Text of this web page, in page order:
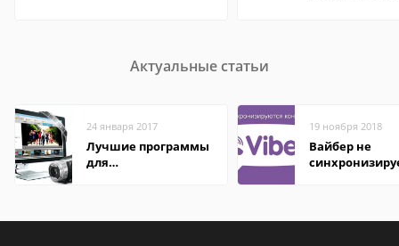
Актуальные статьи
24 января 2017
Лучшие программы
для
19 ноября 2018
Вайбер не